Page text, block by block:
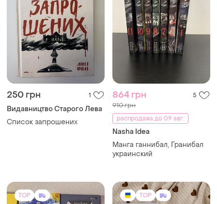
250 грн 1
Видавництво Старого Лева
Список запрошених
864 грн 5
910 грн
распродажа до 09 авг.
Nasha Idea
Манга ганнибал, Гранибал
украинский
TOP TOP